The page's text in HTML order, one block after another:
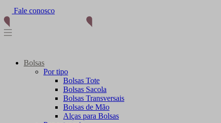
Fale conosco
Bolsas
Por tipo
Bolsas Tote
Bolsas Sacola
Bolsas Transversais
Bolsas de Mão
Alças para Bolsas